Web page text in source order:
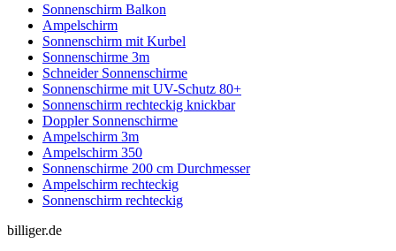
Sonnenschirm Balkon
Ampelschirm
Sonnenschirm mit Kurbel
Sonnenschirme 3m
Schneider Sonnenschirme
Sonnenschirme mit UV-Schutz 80+
Sonnenschirm rechteckig knickbar
Doppler Sonnenschirme
Ampelschirm 3m
Ampelschirm 350
Sonnenschirme 200 cm Durchmesser
Ampelschirm rechteckig
Sonnenschirm rechteckig
billiger.de